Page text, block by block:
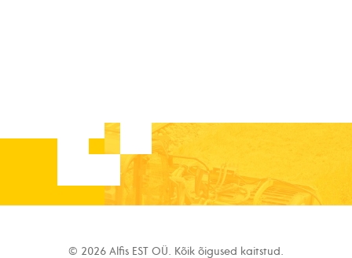
© 2026 Alfis EST OÜ. Kõik õigused kaitstud.